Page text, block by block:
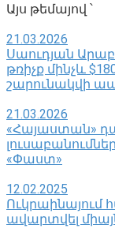
Այս թեմայով ՝
21.03.2026
Սաուդյան
թռիչք մինչև
շարունակվի
21.03.2026
«Հայաստան»
«Փաստ»
12.02.2025
Ուկրաինայում
ավարտվել